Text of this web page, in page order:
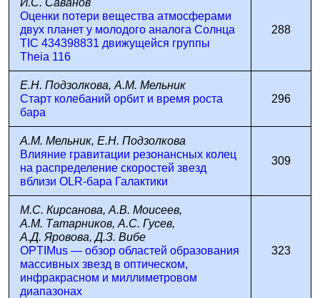
И.С. Саванов
Оценки потери вещества атмосферами
двух планет у молодого аналога Солнца
TIC 434398831 движущейся группы
Theia 116
288
Е.Н. Подзолкова, А.М. Мельник
Старт колебаний орбит и время роста
бара
296
А.М. Мельник, Е.Н. Подзолкова
Влияние гравитации резонансных колец
на распределение скоростей звезд
вблизи OLR-бара Галактики
309
М.С. Кирсанова, А.В. Моисеев,
А.М. Татарников, А.С. Гусев,
А.Д. Яровова, Д.З. Вибе
OPTIMus — обзор областей образования
массивных звезд в оптическом,
инфракрасном и миллиметровом
диапазонах
323